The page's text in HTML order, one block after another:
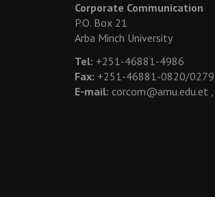
Corporate Communication
P.O. Box 21
Arba Minch University
Tel: +251-46881-4986
Fax: +251-46881-0820/0279
E-mail: corcom@amu.edu.et ,